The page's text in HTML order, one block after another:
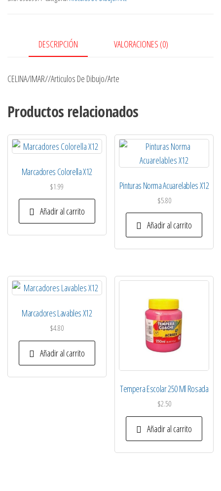
DESCRIPCIÓN VALORACIONES (0)
CELINA/IMAR//Articulos De Dibujo/Arte
Productos relacionados
Marcadores Colorella X12
$1.99
Añadir al carrito
Pinturas Norma Acuarelables X12
$5.80
Añadir al carrito
Marcadores Lavables X12
$4.80
Añadir al carrito
Tempera Escolar 250 Ml Rosada
$2.50
Añadir al carrito